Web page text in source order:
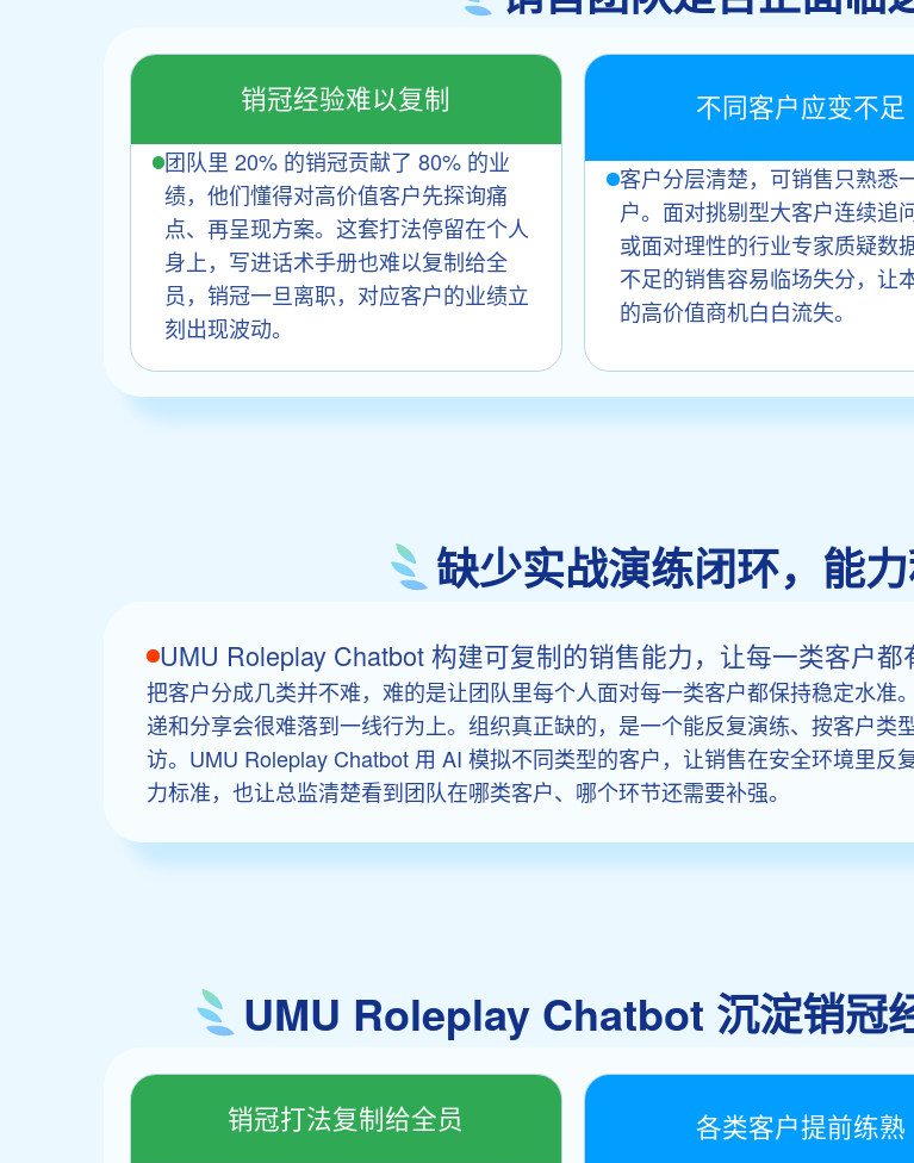
销冠经验难以复制
团队里 20% 的销冠贡献了 80% 的业
绩，他们懂得对高价值客户先探询痛
点、再呈现方案。这套打法停留在个人
身上，写进话术手册也难以复制给全
员，销冠一旦离职，对应客户的业绩立
刻出现波动。
不同客户应变不足
客户分层清楚，可销售只熟悉
户。面对挑剔型大客户连续追
或面对理性的行业专家质疑数
不足的销售容易临场失分，让
的高价值商机白白流失。
缺少实战演练闭环，能
UMU Roleplay Chatbot 构建可复制的销售能力，让每一类客户都
把客户分成几类并不难，难的是让团队里每个人面对每一类客户都保持稳定水
递和分享会很难落到一线行为上。组织真正缺的，是一个能反复演练、按客户
访。UMU Roleplay Chatbot 用 AI 模拟不同类型的客户，让销售在安全环境里
力标准，也让总监清楚看到团队在哪类客户、哪个环节还需要补强。
UMU Roleplay Chatbot 沉淀销冠
销冠打法复制给全员 各类客户提前练熟